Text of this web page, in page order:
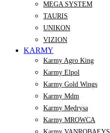
MEGA SYSTEM
TAURIS
UNIKON
VIZION
KARMY
Karmy Agro King
Karmy Elpol
Karmy Gold Wings
Karmy Mdm
Karmy Mędrysa
Karmy MROWCA